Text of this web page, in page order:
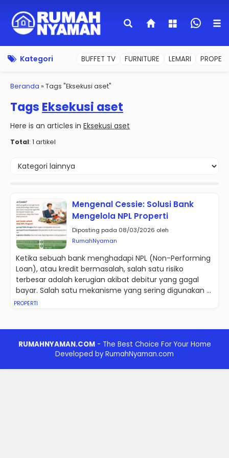
Kategori BUFFET TV FURNITURE LEMARI
Beranda » Tags "Eksekusi aset"
Tags Eksekusi aset
Here is an articles in Eksekusi aset
Total: 1 artikel
Mengenal Cessie: Solusi Bank
Mengelola NPL Properti
Diposting pada 08/03/2026 oleh
RumahNyaman
Ketika sebuah bank menghadapi NPL (Non-Performing
Loan), atau kredit bermasalah, salah satu risiko
terbesar adalah kerugian akibat debitur yang gagal
bayar. Salah satu mekanisme yang sering digunakan ...
PROPERTI
RUMAHNYAMAN.COM- The Best Choice For Your Home
Developed by RumahNyaman.com